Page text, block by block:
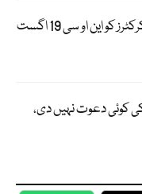
کیریبین پریمیئر لیگ ، قومی کرکٹرز کو این او سی 19 اگست
کوئی دعوت نہیں دی،